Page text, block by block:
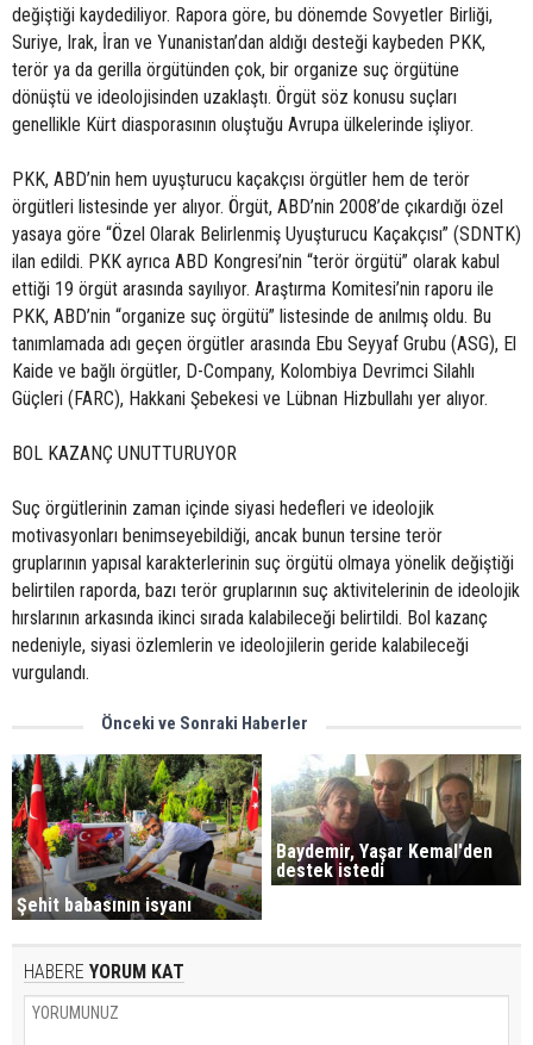
değiştiği kaydediliyor. Rapora göre, bu dönemde Sovyetler Birliği,
Suriye, Irak, İran ve Yunanistan’dan aldığı desteği kaybeden PKK,
terör ya da gerilla örgütünden çok, bir organize suç örgütüne
dönüştü ve ideolojisinden uzaklaştı. Örgüt söz konusu suçları
genellikle Kürt diasporasının oluştuğu Avrupa ülkelerinde işliyor.
PKK, ABD’nin hem uyuşturucu kaçakçısı örgütler hem de terör
örgütleri listesinde yer alıyor. Örgüt, ABD’nin 2008’de çıkardığı özel
yasaya göre “Özel Olarak Belirlenmiş Uyuşturucu Kaçakçısı” (SDNTK)
ilan edildi. PKK ayrıca ABD Kongresi’nin “terör örgütü” olarak kabul
ettiği 19 örgüt arasında sayılıyor. Araştırma Komitesi’nin raporu ile
PKK, ABD’nin “organize suç örgütü” listesinde de anılmış oldu. Bu
tanımlamada adı geçen örgütler arasında Ebu Seyyaf Grubu (ASG), El
Kaide ve bağlı örgütler, D-Company, Kolombiya Devrimci Silahlı
Güçleri (FARC), Hakkani Şebekesi ve Lübnan Hizbullahı yer alıyor.
BOL KAZANÇ UNUTTURUYOR
Suç örgütlerinin zaman içinde siyasi hedefleri ve ideolojik
motivasyonları benimseyebildiği, ancak bunun tersine terör
gruplarının yapısal karakterlerinin suç örgütü olmaya yönelik değiştiği
belirtilen raporda, bazı terör gruplarının suç aktivitelerinin de ideolojik
hırslarının arkasında ikinci sırada kalabileceği belirtildi. Bol kazanç
nedeniyle, siyasi özlemlerin ve ideolojilerin geride kalabileceği
vurgulandı.
Önceki ve Sonraki Haberler
Şehit babasının isyanı
Baydemir, Yaşar Kemal'den
destek istedi
HABERE YORUM KAT